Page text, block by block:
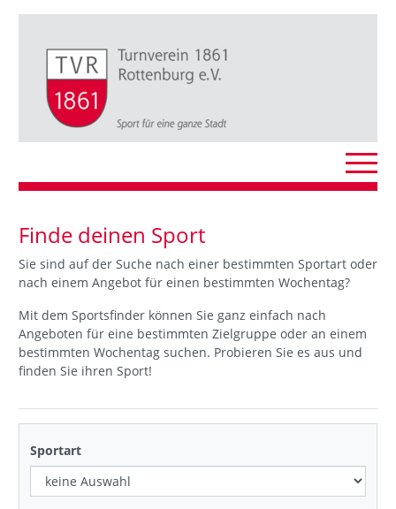
Finde deinen Sport
Sie sind auf der Suche nach einer bestimmten Sportart oder
nach einem Angebot für einen bestimmten Wochentag?
Mit dem Sportsfinder können Sie ganz einfach nach
Angeboten für eine bestimmten Zielgruppe oder an einem
bestimmten Wochentag suchen. Probieren Sie es aus und
finden Sie ihren Sport!
Sportart